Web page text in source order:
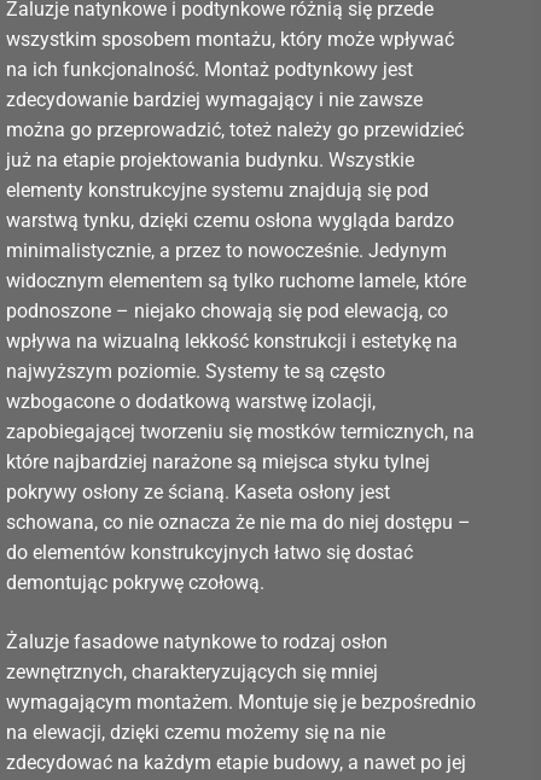
Żaluzje natynkowe i podtynkowe różnią się przede
wszystkim sposobem montażu, który może wpływać
na ich funkcjonalność. Montaż podtynkowy jest
zdecydowanie bardziej wymagający i nie zawsze
można go przeprowadzić, toteż należy go przewidzieć
już na etapie projektowania budynku. Wszystkie
elementy konstrukcyjne systemu znajdują się pod
warstwą tynku, dzięki czemu osłona wygląda bardzo
minimalistycznie, a przez to nowocześnie. Jedynym
widocznym elementem są tylko ruchome lamele, które
podnoszone – niejako chowają się pod elewacją, co
wpływa na wizualną lekkość konstrukcji i estetykę na
najwyższym poziomie. Systemy te są często
wzbogacone o dodatkową warstwę izolacji,
zapobiegającej tworzeniu się mostków termicznych, na
które najbardziej narażone są miejsca styku tylnej
pokrywy osłony ze ścianą. Kaseta osłony jest
schowana, co nie oznacza że nie ma do niej dostępu –
do elementów konstrukcyjnych łatwo się dostać
demontując pokrywę czołową.
Żaluzje fasadowe natynkowe to rodzaj osłon
zewnętrznych, charakteryzujących się mniej
wymagającym montażem. Montuje się je bezpośrednio
na elewacji, dzięki czemu możemy się na nie
zdecydować na każdym etapie budowy, a nawet po jej